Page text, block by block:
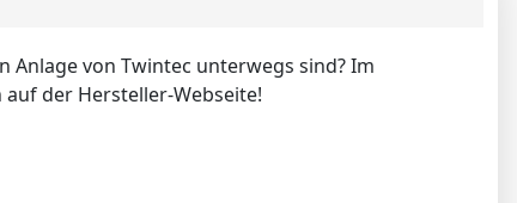
Anlage von Twintec unterwegs sind? Im
der Hersteller-Webseite!